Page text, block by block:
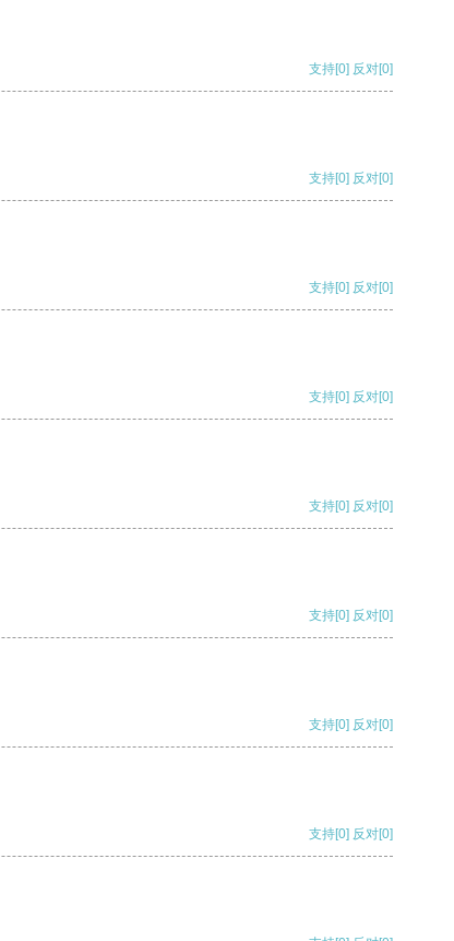
支持[0] 反对[0]
支持[0] 反对[0]
支持[0] 反对[0]
支持[0] 反对[0]
支持[0] 反对[0]
支持[0] 反对[0]
支持[0] 反对[0]
支持[0] 反对[0]